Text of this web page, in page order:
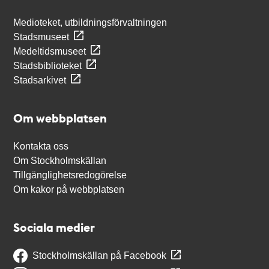
Medioteket, utbildningsförvaltningen
Stadsmuseet
Medeltidsmuseet
Stadsbiblioteket
Stadsarkivet
Om webbplatsen
Kontakta oss
Om Stockholmskällan
Tillgänglighetsredogörelse
Om kakor på webbplatsen
Sociala medier
Stockholmskällan på Facebook